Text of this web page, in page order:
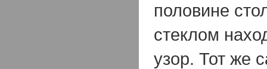
половине
стеклом
узор. Тот же